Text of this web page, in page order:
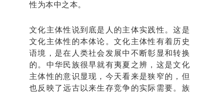
性为本中之本。
文化主体性说到底是人的主体实践性。这是
文化主体性的本体论。文化主体性有着历史
语境，是在人类社会发展中不断彰显和转换
的。中华民族很早就有夷夏之辨，这是文化
主体性的意识显现，今天看来是狭窄的，但
也反映了远古以来生存竞争的实际需要。族